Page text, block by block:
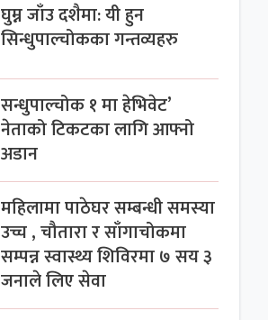
घुम्न जाँउ दशैमा: यी हुन
सिन्धुपाल्चोकका गन्तव्यहरु
सन्धुपाल्चोक १ मा हेभिवेट’
नेताको टिकटका लागि आफ्नो
अडान
महिलामा पाठेघर सम्बन्धी समस्या
उच्च , चौतारा र साँगाचोकमा
सम्पन्न स्वास्थ्य शिविरमा ७ सय ३
जनाले लिए सेवा